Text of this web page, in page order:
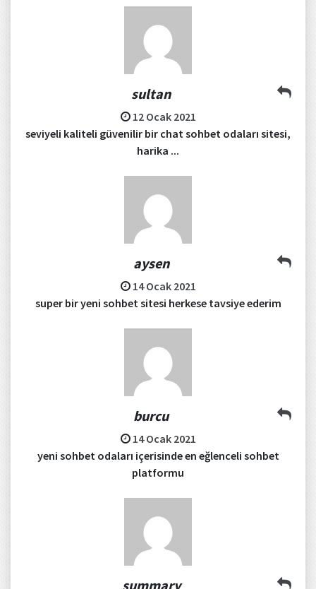
sultan
12 Ocak 2021
seviyeli kaliteli güvenilir bir chat sohbet odaları sitesi,
harika ...
aysen
14 Ocak 2021
super bir yeni sohbet sitesi herkese tavsiye ederim
burcu
14 Ocak 2021
yeni sohbet odaları içerisinde en eğlenceli sohbet
platformu
summary